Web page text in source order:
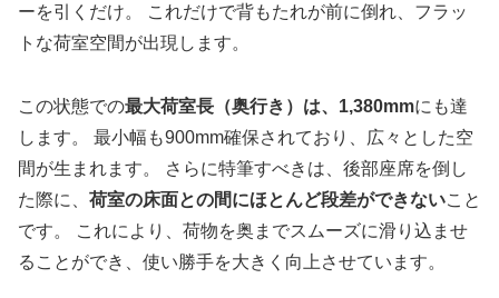
ーを引くだけ。 これだけで背もたれが前に倒れ、フラッ
トな荷室空間が出現します。
この状態での最大荷室長（奥行き）は、1,380mmにも達
します。 最小幅も900mm確保されており、広々とした空
間が生まれます。 さらに特筆すべきは、後部座席を倒し
た際に、 荷室の床面との間にほとんど段差ができないこと
です。 これにより、荷物を奥までスムーズに滑り込ませ
ることができ、使い勝手を大きく向上させています。